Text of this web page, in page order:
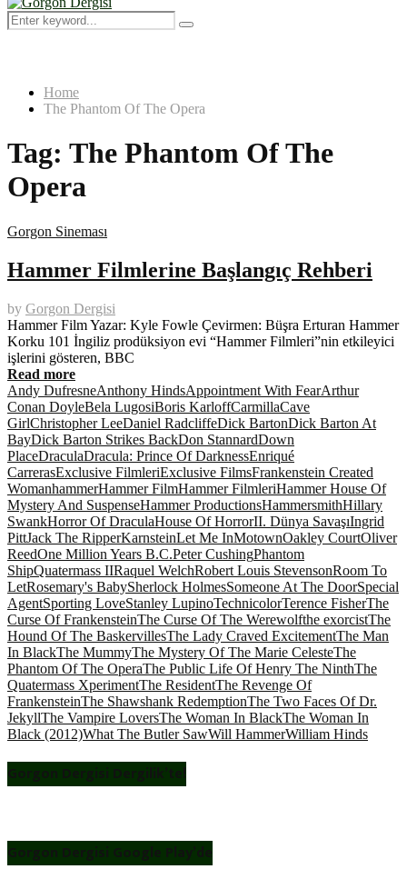
Menu
Search
for:
Search
Home
The Phantom Of The Opera
Tag: The Phantom Of The
Opera
Gorgon Sineması
Hammer Filmlerine Başlangıç Rehberi
by Gorgon Dergisi
Hammer Film Yazar: Kyle Fowle Çevirmen: Büşra Erturan Hammer
Korku 101 İngiliz prodüksiyon evi “Hammer Filmleri”nin etkileyici
işlerini gösteren, BBC
Read more
Andy DufresneAnthony HindsAppointment With FearArthur
Conan DoyleBela LugosiBoris KarloffCarmillaCave
GirlChristopher LeeDaniel RadcliffeDick BartonDick Barton At
BayDick Barton Strikes BackDon StannardDown
PlaceDraculaDracula: Prince Of DarknessEnriqué
CarrerasExclusive FilmleriExclusive FilmsFrankenstein Created
WomanhammerHammer FilmHammer FilmleriHammer House Of
Mystery And SuspenseHammer ProductionsHammersmithHillary
SwankHorror Of DraculaHouse Of HorrorII. Dünya SavaşıIngrid
PittJack The RipperKarnsteinLet Me InMotownOakley CourtOliver
ReedOne Million Years B.C.Peter CushingPhantom
ShipQuatermass IIRaquel WelchRobert Louis StevensonRoom To
LetRosemary's BabySherlock HolmesSomeone At The DoorSpecial
AgentSporting LoveStanley LupinoTechnicolorTerence FisherThe
Curse Of FrankensteinThe Curse Of The Werewolfthe exorcistThe
Hound Of The BaskervillesThe Lady Craved ExcitementThe Man
In BlackThe MummyThe Mystery Of The Marie CelesteThe
Phantom Of The OperaThe Public Life Of Henry The NinthThe
Quatermass XperimentThe ResidentThe Revenge Of
FrankensteinThe Shawshank RedemptionThe Two Faces Of Dr.
JekyllThe Vampire LoversThe Woman In BlackThe Woman In
Black (2012)What The Butler SawWill HammerWilliam Hinds
Gorgon Dergisi Dergilik’te!
Gorgon Dergisi Google Play’de